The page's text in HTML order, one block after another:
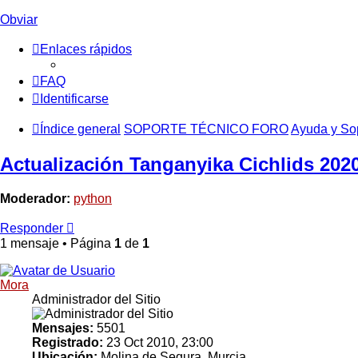
Obviar
Enlaces rápidos
FAQ
Identificarse
Índice general SOPORTE TÉCNICO FOROAyuda y
Actualización Tanganyika Cichlids
Moderador: python
Responder
1 mensaje • Página 1 de 1
Mora
Administrador del Sitio
Mensajes: 5501
Registrado: 23 Oct 2010, 23:00